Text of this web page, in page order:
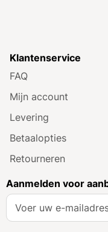
Klantenservice
FAQ
Mijn account
Levering
Betaalopties
Retourneren
Aanmelden voor
A